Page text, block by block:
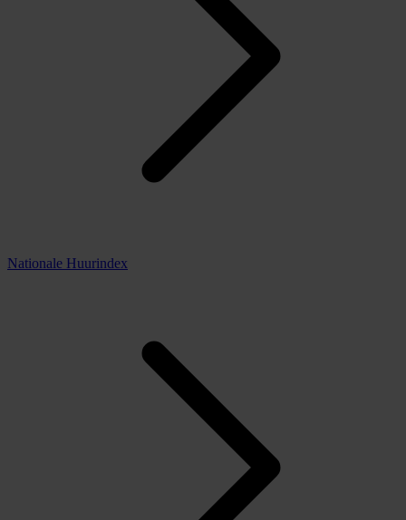
Nationale Huurindex